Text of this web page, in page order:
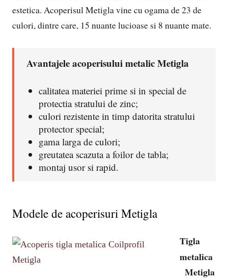
estetica. Acoperisul Metigla vine cu ogama de 23 de
culori, dintre care, 15 nuante lucioase si 8 nuante mate.
Avantajele acoperisului metalic Metigla
calitatea materiei prime si in special de
protectia stratului de zinc;
culori rezistente in timp datorita stratului
protector special;
gama larga de culori;
greutatea scazuta a foilor de tabla;
montaj usor si rapid.
Modele de acoperisuri Metigla
Tigla
metalica
Metigla